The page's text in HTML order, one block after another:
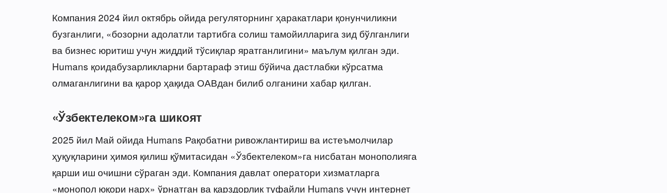
Компания 2024 йил октябрь ойида регуляторнинг ҳаракатлари қонунчиликни
бузганлиги, «бозорни адолатли тартибга солиш тамойилларига зид бўлганлиги
ва бизнес юритиш учун жиддий тўсиқлар яратганлигини» маълум қилган эди.
Humans қоидабузарликларни бартараф этиш бўйича дастлабки кўрсатма
олмаганлигини ва қарор ҳақида ОАВдан билиб олганини хабар қилган.
«Ўзбектелеком»га шикоят
2025 йил Май ойида Humans Рақобатни ривожлантириш ва истеъмолчилар
ҳуқуқларини ҳимоя қилиш қўмитасидан «Ўзбектелеком»га нисбатан монополияга
қарши иш очишни сўраган эди. Компания давлат оператори хизматларга
«монопол юқори нарх» ўрнатган ва қарздорлик туфайли Humans учун интернет